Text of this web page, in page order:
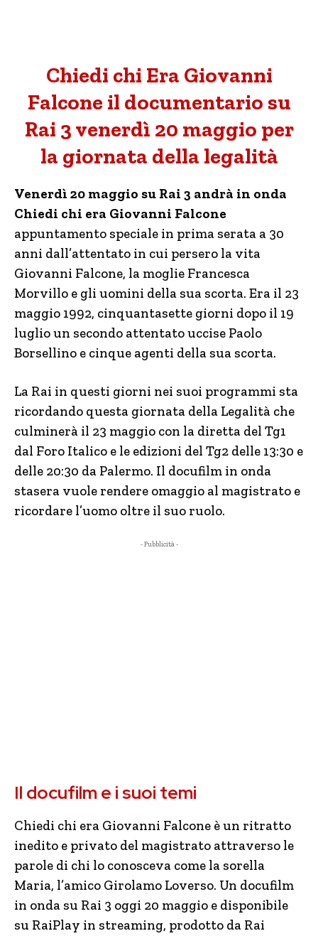
Chiedi chi Era Giovanni
Falcone il documentario su
Rai 3 venerdì 20 maggio per
la giornata della legalità
Venerdì 20 maggio su Rai 3 andrà in onda
Chiedi chi era Giovanni Falcone
appuntamento speciale in prima serata a 30
anni dall’attentato in cui persero la vita
Giovanni Falcone, la moglie Francesca
Morvillo e gli uomini della sua scorta. Era il 23
maggio 1992, cinquantasette giorni dopo il 19
luglio un secondo attentato uccise Paolo
Borsellino e cinque agenti della sua scorta.
La Rai in questi giorni nei suoi programmi sta
ricordando questa giornata della Legalità che
culminerà il 23 maggio con la diretta del Tg1
dal Foro Italico e le edizioni del Tg2 delle 13:30 e
delle 20:30 da Palermo. Il docufilm in onda
stasera vuole rendere omaggio al magistrato e
ricordare l’uomo oltre il suo ruolo.
- Pubblicità -
Il docufilm e i suoi temi
Chiedi chi era Giovanni Falcone è un ritratto
inedito e privato del magistrato attraverso le
parole di chi lo conosceva come la sorella
Maria, l’amico Girolamo Loverso. Un docufilm
in onda su Rai 3 oggi 20 maggio e disponibile
su RaiPlay in streaming, prodotto da Rai